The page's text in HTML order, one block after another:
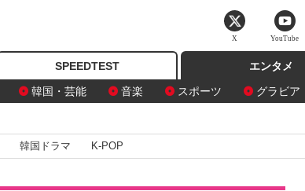
SPEEDTEST
エンタメ
韓国・芸能 音楽 スポーツ グラビア
韓国ドラマ K-POP
X YouTube